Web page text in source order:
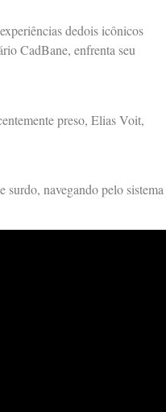
dedois icônicos
CadBane, enfrenta seu
preso, Elias Voit,
navegando pelo sistema